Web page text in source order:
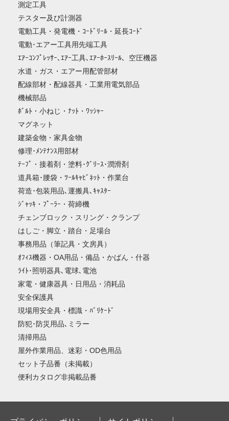
測定工具
テスター及び計測器
電動工具・発電機・ｺｰﾄﾞﾘｰﾙ・延長ｺｰﾄﾞ
電動･エアー工具用先端工具
ｴｱｰｺﾝﾌﾟﾚｯｻｰ､ｴｱｰ工具､ｴｱｰﾎｰｽﾘｰﾙ、空圧機器
水道・ガス・エアー用配管部材
配線部材・配線器具・工業用電気部品
機械部品
ﾎﾞﾙﾄ・小ねじ・ﾅｯﾄ・ﾜｯｼｬｰ
マグネット
建築金物・家具金物
修理･ﾒﾝﾃﾅﾝｽ用部材
ﾃｰﾌﾟ・接着剤・塗料･ｸﾞﾘｰｽ･潤滑剤
道具箱･腰袋・ﾂｰﾙｷｬﾋﾞﾈｯﾄ・作業台
荷造･包装用品､運搬具､ｷｬｽﾀｰ
ｼﾞｬｯｷ・ﾌﾟｰﾗｰ・荷締機
チェンブロック・スリング・クランプ
はしご・脚立・踏台・足場台
事務用品（筆記具・文房具）
ｵﾌｨｽ機器・OA用品・備品・かばん・什器
ﾗｲﾄ･照明器具､電球､電池
家電・健康器具・日用品・消耗品
安全保護具
現場用安全具・標識・ﾊﾞﾘｹｰﾄﾞ
防犯･防災用品､ミラー
清掃用品
屋外作業用品、迷彩・OD色用品
セット子品番（未掲載）
便利カタログ非掲載品番